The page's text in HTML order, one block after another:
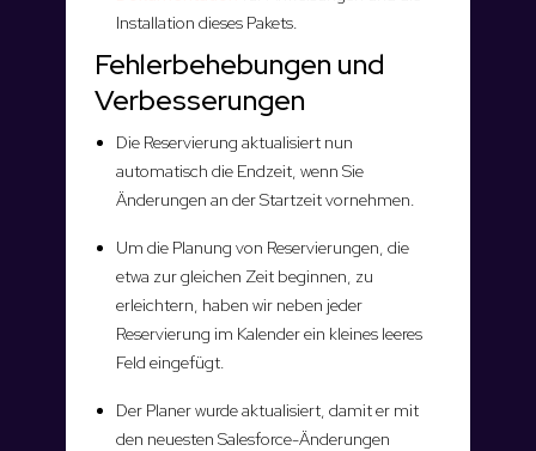
Installation dieses Pakets.
Fehlerbehebungen und
Verbesserungen
Die Reservierung aktualisiert nun
automatisch die Endzeit, wenn Sie
Änderungen an der Startzeit vornehmen.
Um die Planung von Reservierungen, die
etwa zur gleichen Zeit beginnen, zu
erleichtern, haben wir neben jeder
Reservierung im Kalender ein kleines leeres
Feld eingefügt.
Der Planer wurde aktualisiert, damit er mit
den neuesten Salesforce-Änderungen